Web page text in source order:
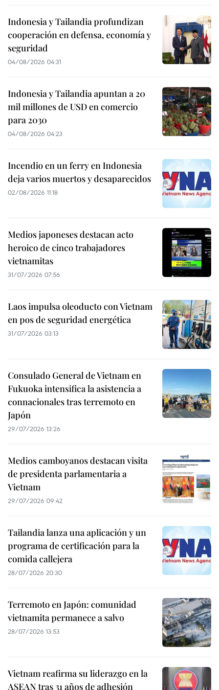
Indonesia y Tailandia profundizan
cooperación en defensa, economía y
seguridad
04/08/2026 04:31
Indonesia y Tailandia apuntan a 20
mil millones de USD en comercio
para 2030
04/08/2026 04:23
Incendio en un ferry en Indonesia
deja varios muertos y desaparecidos
02/08/2026 11:18
Medios japoneses destacan acto
heroico de cinco trabajadores
vietnamitas
31/07/2026 07:56
Laos impulsa oleoducto con Vietnam
en pos de seguridad energética
31/07/2026 03:13
Consulado General de Vietnam en
Fukuoka intensifica la asistencia a
connacionales tras terremoto en
Japón
29/07/2026 13:26
Medios camboyanos destacan visita
de presidenta parlamentaria a
Vietnam
29/07/2026 09:42
Tailandia lanza una aplicación y un
programa de certificación para la
comida callejera
28/07/2026 20:30
Terremoto en Japón: comunidad
vietnamita permanece a salvo
28/07/2026 13:53
Vietnam reafirma su liderazgo en la
ASEAN tras 31 años de adhesión